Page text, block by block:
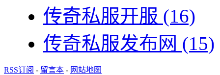
传奇私服开服 (16)
传奇私服发布网 (15)
RSS订阅 - 留言本 - 网站地图